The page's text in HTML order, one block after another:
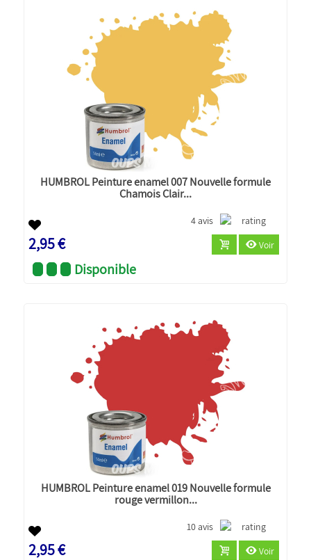
HUMBROL Peinture enamel 007 Nouvelle formule
Chamois Clair...
4 avis
2,95 € Voir
Disponible
HUMBROL Peinture enamel 019 Nouvelle formule
rouge vermillon...
10 avis
2,95 € Voir